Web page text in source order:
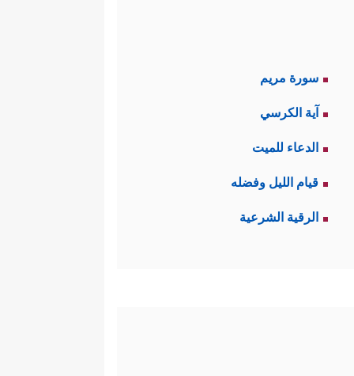
سورة مريم
آية الكرسي
الدعاء للميت
قيام الليل وفضله
الرقية الشرعية